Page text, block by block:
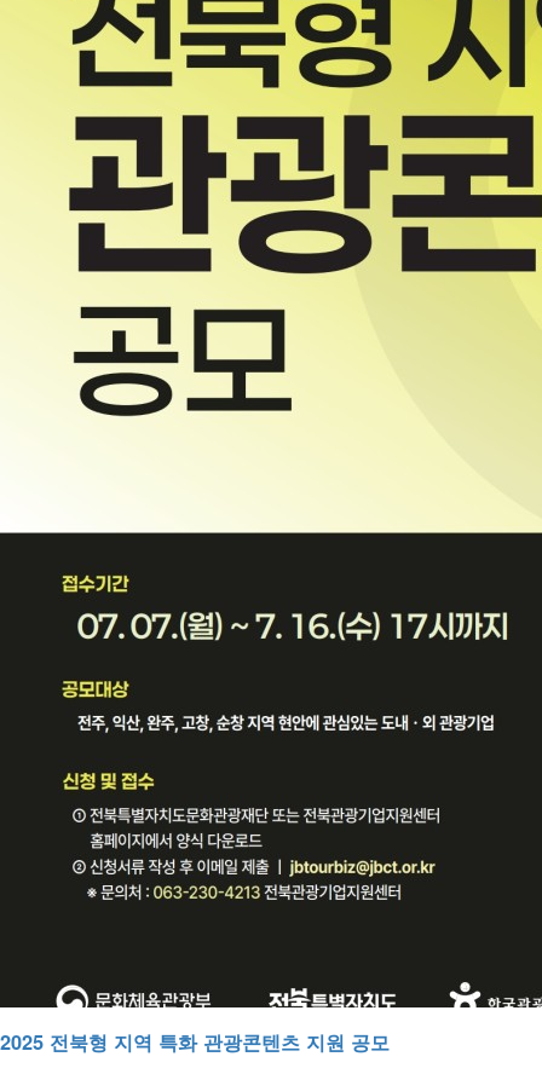
2025 전북형 지역 특화 관광콘텐츠 지원 공모